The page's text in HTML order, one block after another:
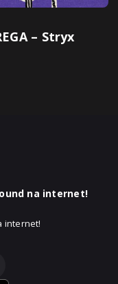
– Stryx
na internet!
internet!